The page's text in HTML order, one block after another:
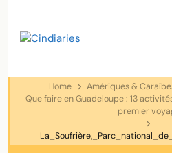
Home Amériques &
Que faire en Guadeloupe : 13
premier